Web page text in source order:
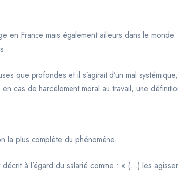
en France mais également ailleurs dans le
que profondes et il s’agirait d’un mal
cas de harcèlement moral au travail, une
la plus complète du phénomène.
décrit à l’égard du salarié comme : « (…) les